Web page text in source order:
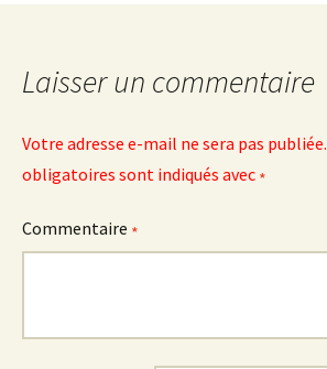
des
articles
Laisser un commentaire
Votre adresse e-mail ne sera pas publiée.
obligatoires sont indiqués avec *
Commentaire *